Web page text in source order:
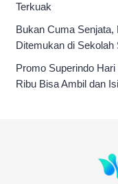
Terkuak
Bukan Cuma
Ditemukan di
Promo Superindo
Ribu Bisa Ambil dan